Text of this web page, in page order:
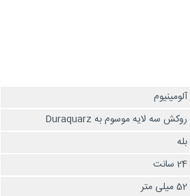
آلومینیوم
روکش سه لایه موسوم به Duraquarz
بله
24 سانت
52 میلی متر